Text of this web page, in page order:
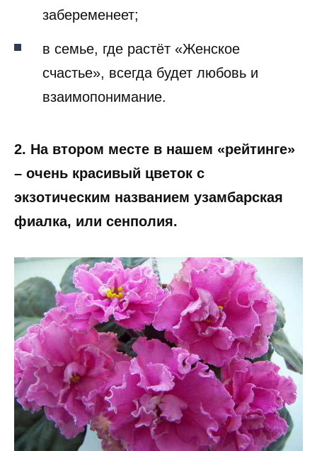
забеременеет;
в семье, где растёт «Женское
счастье», всегда будет любовь и
взаимопонимание.
2. На втором месте в нашем «рейтинге»
– очень красивый цветок с
экзотическим названием узамбарская
фиалка, или сенполия.